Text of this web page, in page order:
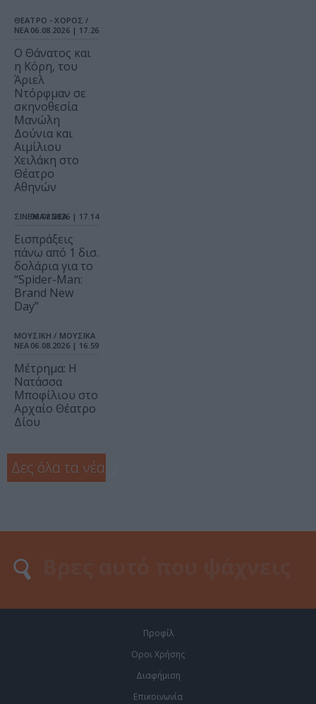
ΘΕΑΤΡΟ - ΧΟΡΟΣ /
ΝΕΑ 06.08.2026 | 17.26
Ο Θάνατος και
η Κόρη, του
Άριελ
Ντόρφμαν σε
σκηνοθεσία
Μανώλη
Δούνια και
Αιμίλιου
Χειλάκη στο
Θέατρο
Αθηνών
ΣΙΝΕΜΑ / ΝΕΑ
06.08.2026 | 17.14
Εισπράξεις
πάνω από 1 δισ.
δολάρια για το
“Spider-Man:
Brand New
Day”
ΜΟΥΣΙΚΗ / ΜΟΥΣΙΚΑ
ΝΕΑ 06.08.2026 | 16.59
Μέτρημα: Η
Νατάσσα
Μποφίλιου στο
Αρχαίο Θέατρο
Δίου
Δες όλα τα νέα
Προφίλ
Οροι Χρήσης
Διαφήμιση
Επικοινωνία